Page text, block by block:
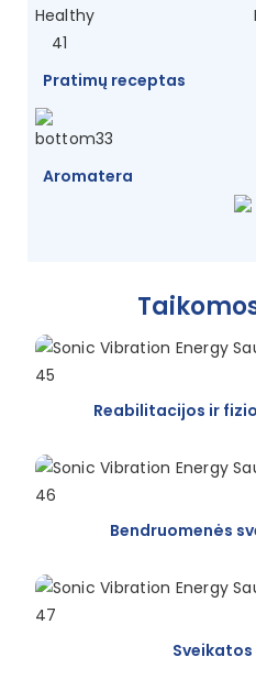
Pratimų receptas
Aromatera
Reabilitacijos ir
Bendruomenės